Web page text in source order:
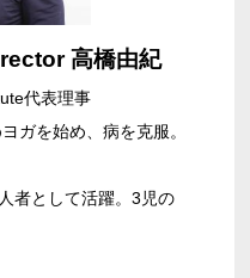
高橋由紀
代表理事
ガを始め、病を克服。
者として活躍。3児の